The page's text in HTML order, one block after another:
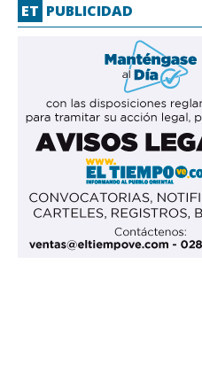
ET PUBLICIDAD